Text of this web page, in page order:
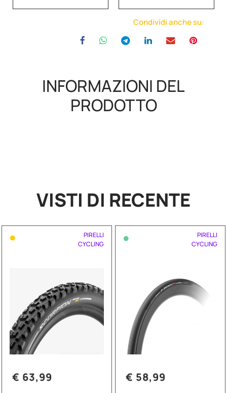
Condividi anche su:
INFORMAZIONI DEL
PRODOTTO
VISTI DI RECENTE
•
PIRELLI
CYCLING
€ 63,99
•
PIRELLI
CYCLING
€ 58,99